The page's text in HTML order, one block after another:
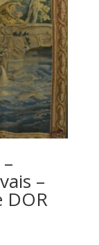
–
DOR